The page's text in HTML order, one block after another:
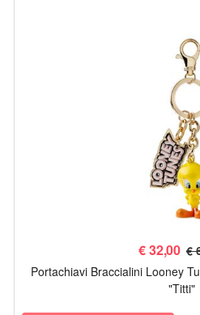
€32,00 €
Portachiavi Braccialini Looney
"Titti"